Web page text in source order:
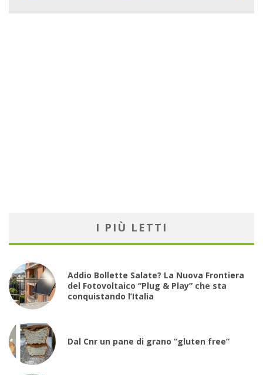
I PIÙ LETTI
Addio Bollette Salate? La Nuova Frontiera
del Fotovoltaico “Plug & Play” che sta
conquistando l’Italia
Dal Cnr un pane di grano “gluten free”